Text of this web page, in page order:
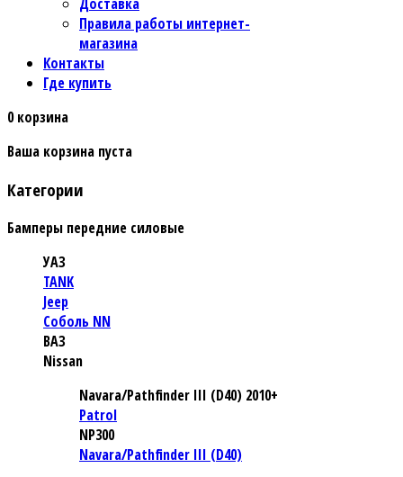
Правила работы интернет-
магазина
Контакты
Где купить
0 корзина
Ваша корзина пуста
Категории
Бамперы передние силовые
УАЗ
TANK
Jeep
Соболь NN
ВАЗ
Nissan
Navara/Pathfinder III (D40) 2010+
Patrol
NP300
Navara/Pathfinder III (D40)